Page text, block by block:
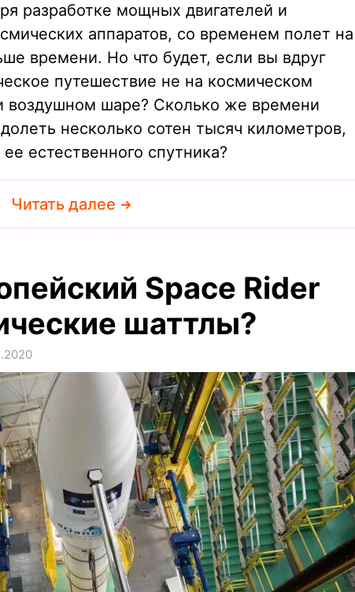
разработке мощных двигателей и
аппаратов, со временем полет на
времени. Но что будет, если вы вдруг
путешествие не на космическом
воздушном шаре? Сколько же времени
несколько сотен тысяч километров,
естественного спутника?
Читать далее
Space Rider
шаттлы?